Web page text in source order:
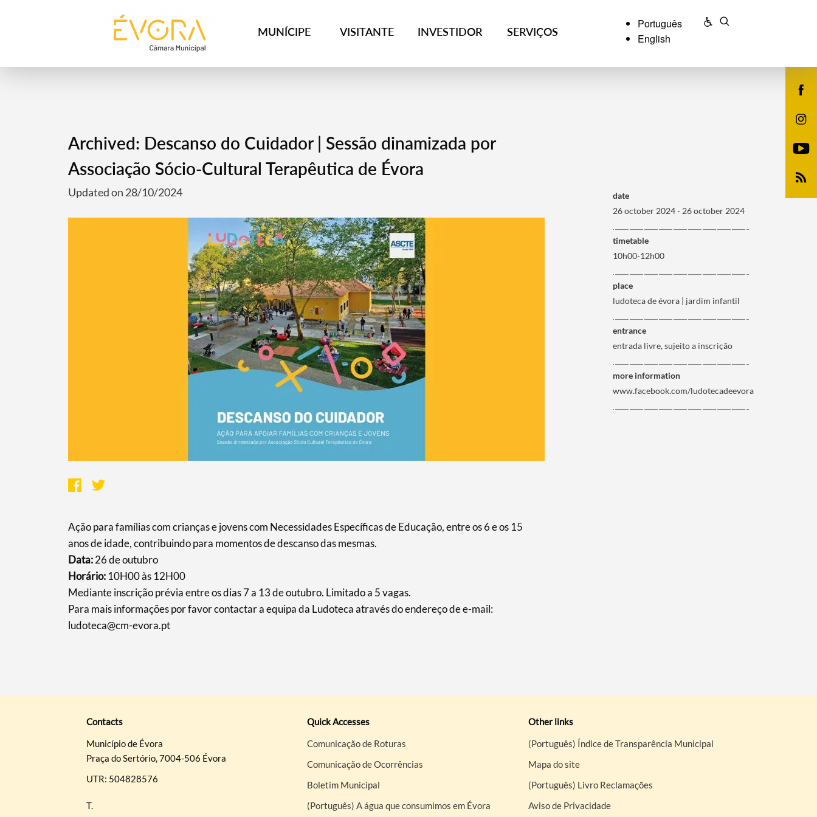
MUNÍCIPE VISITANTE INVESTIDOR SERVIÇOS
Português
English
Search term
Filters
Archived: Descanso do Cuidador | Sessão dinamizada por
Associação Sócio-Cultural Terapêutica de Évora
Updated on 28/10/2024
Ação para famílias com crianças e jovens com Necessidades Específicas de Educação, entre os 6 e os 15
anos de idade, contribuindo para momentos de descanso das mesmas.
Data:26 de outubro
Horário:10H00 às 12H00
Mediante inscrição prévia entre os dias 7 a 13 de outubro. Limitado a 5 vagas.
Para mais informações por favor contactar a equipa da Ludoteca através do endereço de e-mail:
ludoteca@cm-evora.pt
date
26 october 2024 - 26 october 2024
timetable
10h00-12h00
place
ludoteca de évora | jardim infantil
entrance
entrada livre, sujeito a inscrição
more information
www.facebook.com/ludotecadeevora
Contacts
Município de Évora
Praça do Sertório, 7004-506 Évora
UTR: 504828576
T.
Quick Accesses
Comunicação de Roturas
Comunicação de Ocorrências
Boletim Municipal
(Português) A água que consumimos em Évora
Other links
(Português) Índice de Transparência Municipal
Mapa do site
(Português) Livro Reclamações
Aviso de Privacidade